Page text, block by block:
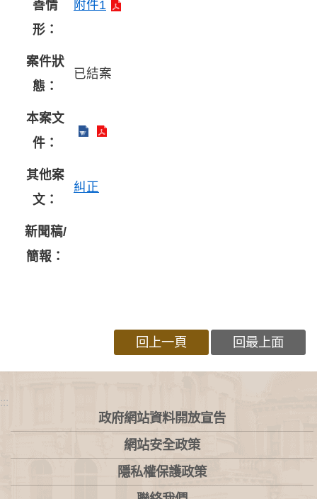
善情
形：
附件1
案件狀
態：
已結案
本案文
件：
其他案
文：
糾正
新聞稿/
簡報：
回上一頁 回最上面
:::
政府網站資料開放宣告
網站安全政策
隱私權保護政策